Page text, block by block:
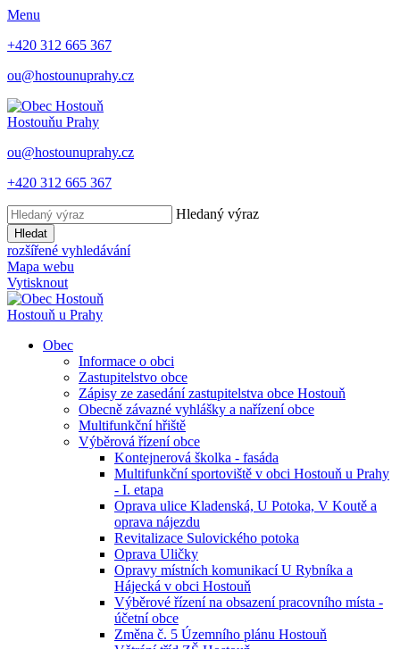
Menu
+420 312 665 367
ou@hostounuprahy.cz
Hostouňu Prahy
ou@hostounuprahy.cz
+420 312 665 367
Hledaný výraz
Hledat
rozšířené vyhledávání
Mapa webu
Vytisknout
Hostouň u Prahy
Obec
Informace o obci
Zastupitelstvo obce
Zápisy ze zasedání zastupitelstva obce Hostouň
Obecně závazné vyhlášky a nařízení obce
Multifunkční hřiště
Výběrová řízení obce
Kontejnerová školka - fasáda
Multifunkční sportoviště v obci Hostouň u Prahy
- I. etapa
Oprava ulice Kladenská, U Potoka, V Koutě a
oprava nájezdu
Revitalizace Sulovického potoka
Oprava Uličky
Opravy místních komunikací U Rybníka a
Hájecká v obci Hostouň
Výběrové řízení na obsazení pracovního místa -
účetní obce
Změna č. 5 Územního plánu Hostouň